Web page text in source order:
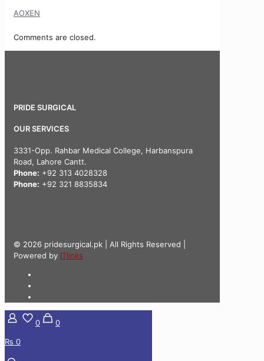
AOXEN
Comments are closed.
PRIDE SURGICAL
OUR SERVICES
3331-Opp. Rahbar Medical College, Harbanspura
Road, Lahore Cantt.
Phone: +92 313 4028328
Phone: +92 321 8835834
© 2026 pridesurgical.pk | All Rights Reserved |
Powered by ITlinks
0
0
₨ 0